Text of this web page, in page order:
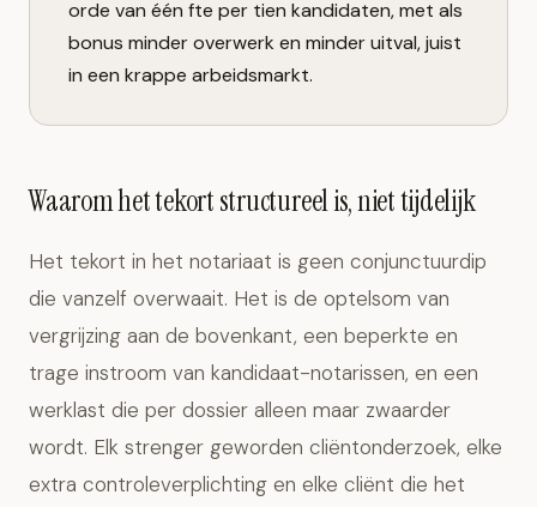
orde van één fte per tien kandidaten, met als
bonus minder overwerk en minder uitval, juist
in een krappe arbeidsmarkt.
Waarom het tekort structureel is, niet tijdelijk
Het tekort in het notariaat is geen conjunctuurdip
die vanzelf overwaait. Het is de optelsom van
vergrijzing aan de bovenkant, een beperkte en
trage instroom van kandidaat-notarissen, en een
werklast die per dossier alleen maar zwaarder
wordt. Elk strenger geworden cliëntonderzoek, elke
extra controleverplichting en elke cliënt die het